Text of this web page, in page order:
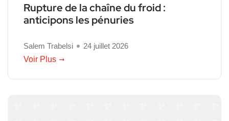
Rupture de la chaîne du froid :
anticipons les pénuries
Salem Trabelsi
24 juillet 2026
Voir Plus